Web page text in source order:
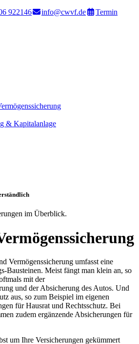
922146 info@cwvf.de
Termin
& Kapitalanlage
im Überblick.
Vermögenssicherung umfasst eine
Bausteinen. Meist fängt man klein an, so
mit der
und der Absicherung des Autos. Und
aus, so zum Beispiel im eigenen
für Hausrat und Rechtsschutz. Bei
zudem ergänzende Absicherungen für
um Ihre Versicherungen gekümmert